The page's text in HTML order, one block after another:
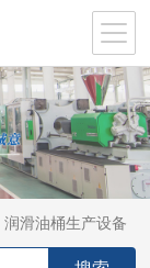
润滑油桶生产设备